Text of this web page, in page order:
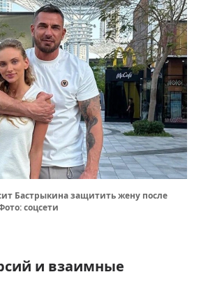
Бастрыкина защитить жену после
соцсети
и взаимные